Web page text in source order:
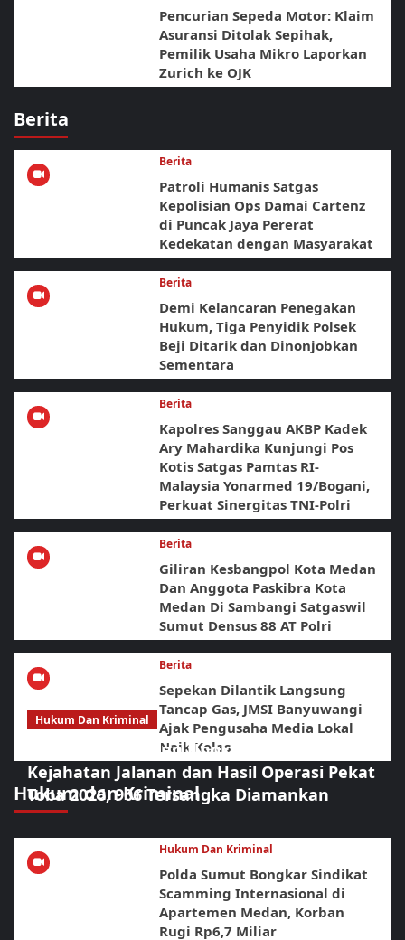
Pencurian Sepeda Motor: Klaim
Asuransi Ditolak Sepihak,
Pemilik Usaha Mikro Laporkan
Zurich ke OJK
Berita
Berita
Patroli Humanis Satgas
Kepolisian Ops Damai Cartenz
di Puncak Jaya Pererat
Kedekatan dengan Masyarakat
Berita
Demi Kelancaran Penegakan
Hukum, Tiga Penyidik Polsek
Beji Ditarik dan Dinonjobkan
Sementara
Berita
Kapolres Sanggau AKBP Kadek
Ary Mahardika Kunjungi Pos
Kotis Satgas Pamtas RI-
Malaysia Yonarmed 19/Bogani,
Perkuat Sinergitas TNI-Polri
Berita
Giliran Kesbangpol Kota Medan
Dan Anggota Paskibra Kota
Medan Di Sambangi Satgaswil
Sumut Densus 88 AT Polri
Berita
Sepekan Dilantik Langsung
Tancap Gas, JMSI Banyuwangi
Ajak Pengusaha Media Lokal
Naik Kelas
Hukum dan Kriminal
Hukum Dan Kriminal
Polrestabes Medan Ungkap 716 Kasus
Kejahatan Jalanan dan Hasil Operasi Pekat
Toba 2026, 906 Tersangka Diamankan
Hukum Dan Kriminal
Polda Sumut Bongkar Sindikat
Scamming Internasional di
Apartemen Medan, Korban
Rugi Rp6,7 Miliar